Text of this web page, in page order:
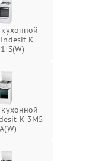
K
S(W)
K 3M5